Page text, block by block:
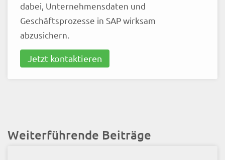
dabei, Unternehmensdaten und
Geschäftsprozesse in SAP wirksam
abzusichern.
Jetzt kontaktieren
Weiterführende Beiträge